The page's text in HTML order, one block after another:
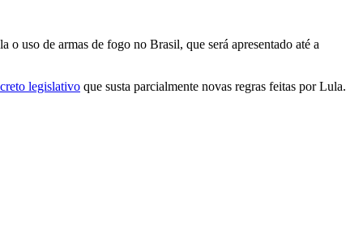
uso de armas de fogo no Brasil, que será apresentado até a
legislativo que susta parcialmente novas regras feitas por Lula.